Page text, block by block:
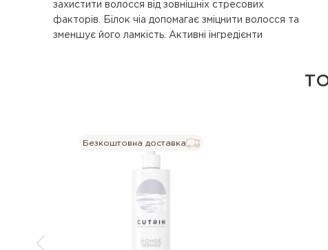
захистити волосся від зовнішніх стресових
факторів. Білок чіа допомагає зміцнити волосся та
зменшує його ламкість. Активні інгредієнти
Безкоштовна доставка